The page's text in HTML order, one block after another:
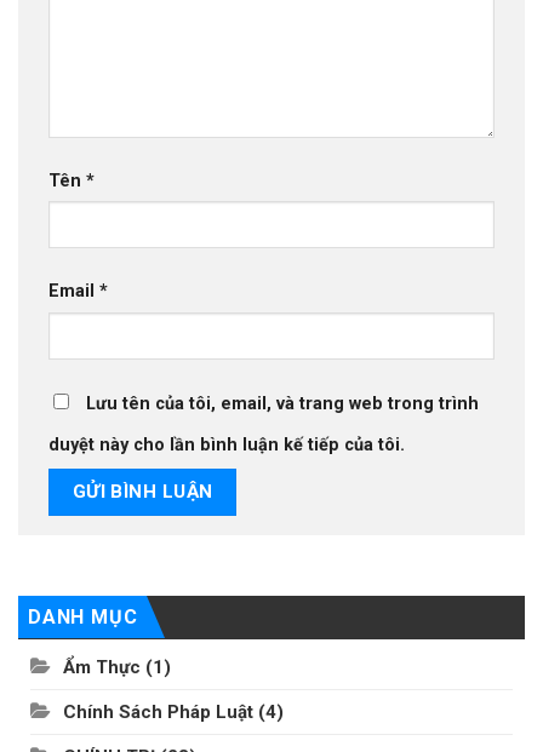
Tên *
Email *
Lưu tên của tôi, email, và trang web trong trình
duyệt này cho lần bình luận kế tiếp của tôi.
DANH MỤC
Ẩm Thực (1)
Chính Sách Pháp Luật (4)